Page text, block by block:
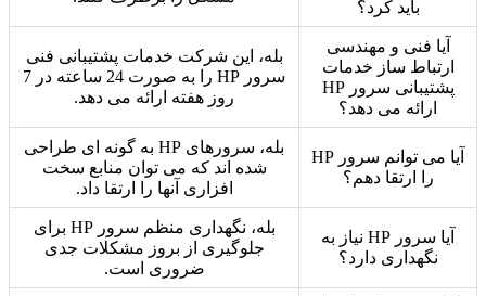
باید کرد؟
آیا فنی و مهندسی
ارتباط ساز خدمات
پشتیبانی سرور HP
ارائه می دهد؟
بله، این شرکت خدمات پشتیبانی فنی
سرور HP را به صورت 24 ساعته در 7
روز هفته ارائه می دهد.
آیا می توانم سرور HP
را ارتقا دهم؟
بله، سرورهای HP به گونه ای طراحی
شده اند که می توان منابع سخت
افزاری آنها را ارتقا داد.
آیا سرور HP نیاز به
نگهداری دارد؟
بله، نگهداری منظم سرور HP برای
جلوگیری از بروز مشکلات جدی
ضروری است.